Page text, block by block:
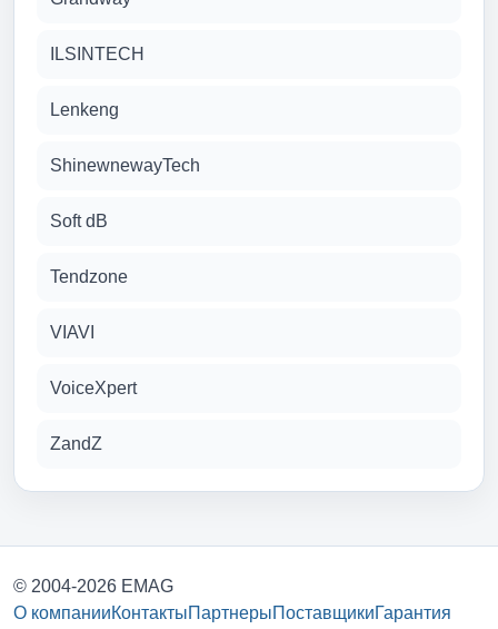
ILSINTECH
Lenkeng
ShinewnewayTech
Soft dB
Tendzone
VIAVI
VoiceXpert
ZandZ
© 2004-2026 EMAG
О компанииКонтактыПартнерыПоставщикиГарантия